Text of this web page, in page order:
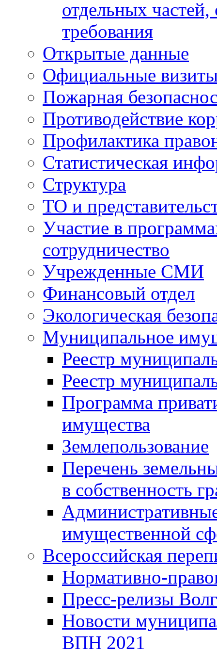
отдельных
требования
Открытые данные
Официальные
Пожарная
Противодействие
Профилактика
Статистическая
Структура
ТО и
Участие в
сотрудничество
Учрежденные СМИ
Финансовый отдел
Экологическая
Муниципальное
Реестр
Реестр
Программа
имущества
Землепользование
Перечень
в собственность
имущественной
Всероссийская
Нормативно-
Пресс-релизы
Новости
ВПН 2021